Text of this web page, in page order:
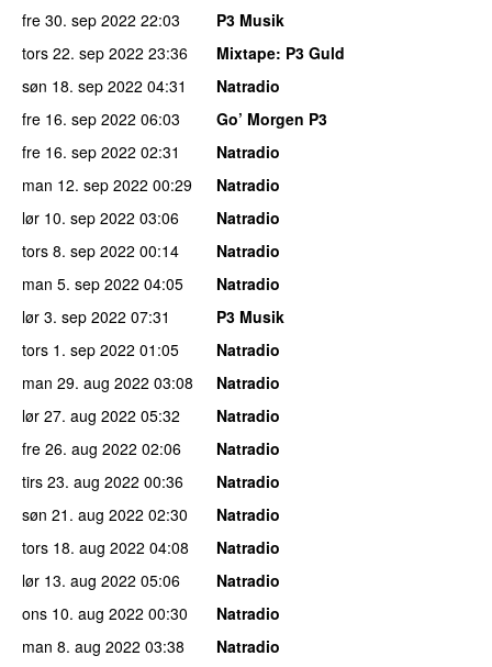
fre 30. sep 2022 22:03
P3 Musik
tors 22. sep 2022 23:36 Mixtape: P3 Guld
søn 18. sep 2022 04:31
Natradio
fre 16. sep 2022 06:03
Go’ Morgen P3
fre 16. sep 2022 02:31
Natradio
man 12. sep 2022 00:29
Natradio
lør 10. sep 2022 03:06
Natradio
tors 8. sep 2022 00:14
Natradio
man 5. sep 2022 04:05
Natradio
lør 3. sep 2022 07:31
P3 Musik
tors 1. sep 2022 01:05
Natradio
man 29. aug 2022 03:08
Natradio
lør 27. aug 2022 05:32
Natradio
fre 26. aug 2022 02:06
Natradio
tirs 23. aug 2022 00:36
Natradio
søn 21. aug 2022 02:30
Natradio
tors 18. aug 2022 04:08
Natradio
lør 13. aug 2022 05:06
Natradio
ons 10. aug 2022 00:30
Natradio
man 8. aug 2022 03:38
Natradio